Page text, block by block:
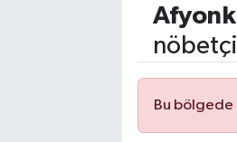
Bu bölgede